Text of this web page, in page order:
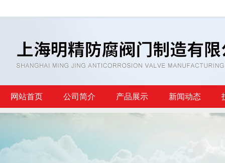
网站首页 公司简介 产品展示 新闻动态